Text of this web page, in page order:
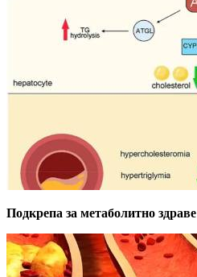
Подкрепа за метаболитно здраве